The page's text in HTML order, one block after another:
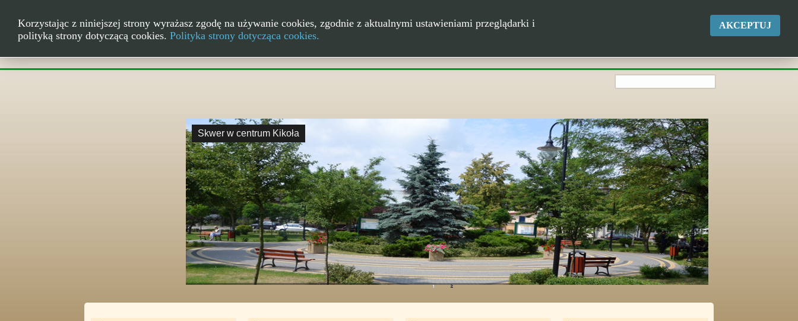
Skwer w centrum Kikoła
Korzystając z niniejszej strony wyrażasz zgodę na używanie cookies, zgodnie z aktualnymi ustawieniami przeglądarki i
polityką strony dotyczącą cookies. Polityka strony dotycząca cookies.
AKCEPTUJ